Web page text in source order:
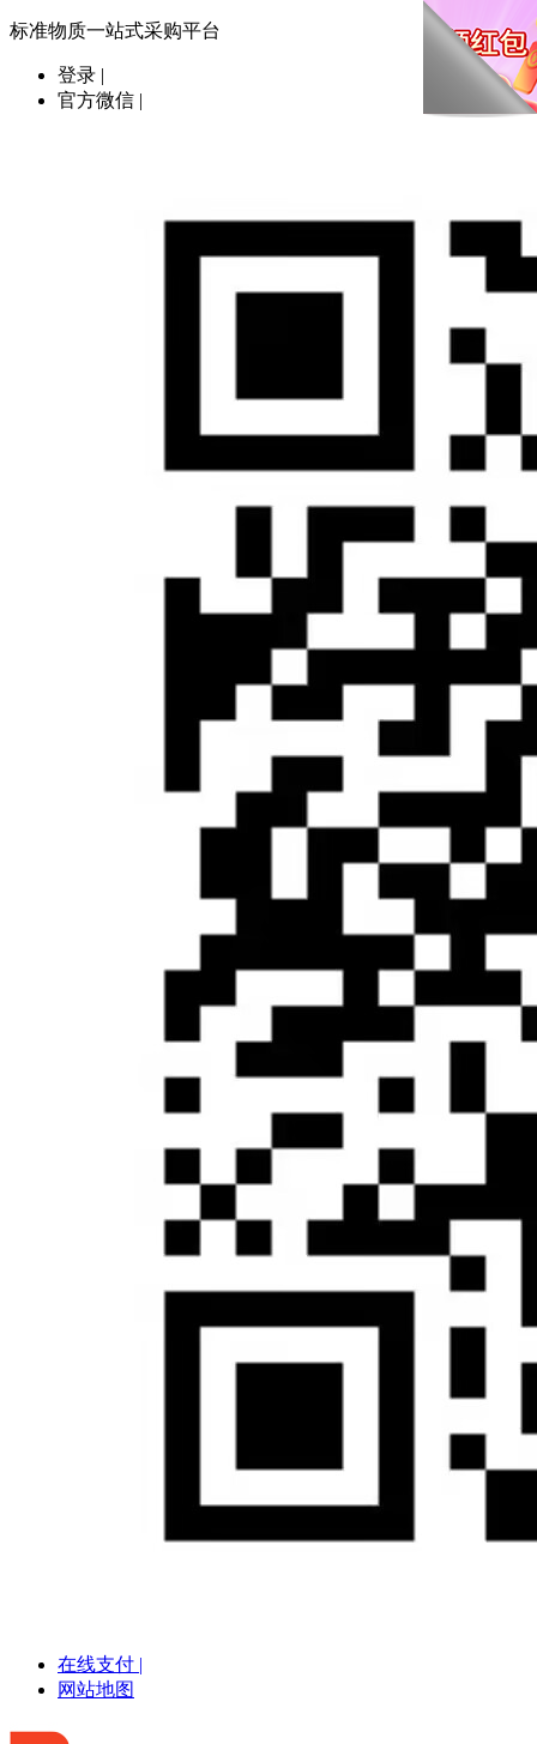
标准物质一站式采购平台
登录 |
官方微信 |
在线支付 |
网站地图